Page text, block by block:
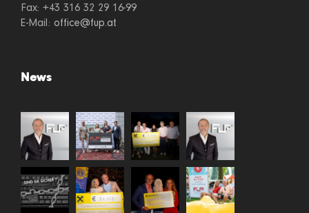
Fax: +43 316 32 29 16-99
E-Mail: office@fup.at
News